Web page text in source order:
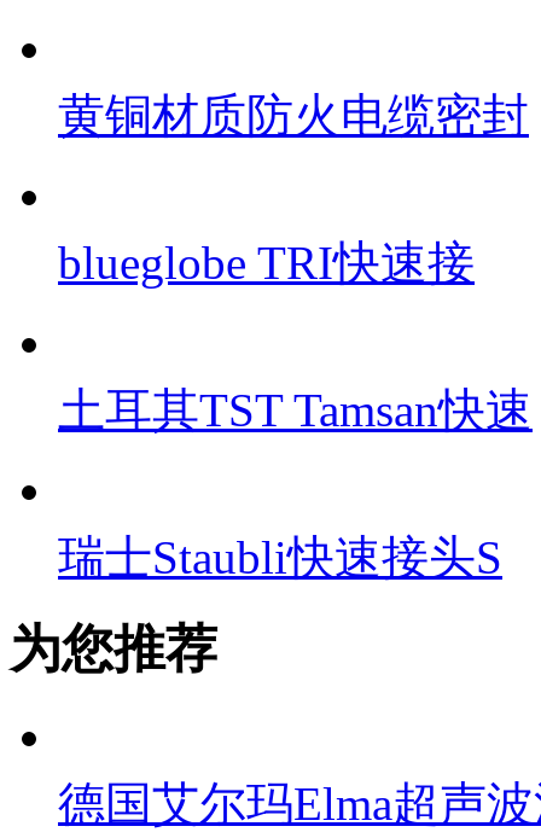
黄铜材质防火电缆密封
blueglobe TRI快速接
土耳其TST Tamsan快速
瑞士Staubli快速接头S
为您推荐
德国艾尔玛Elma超声